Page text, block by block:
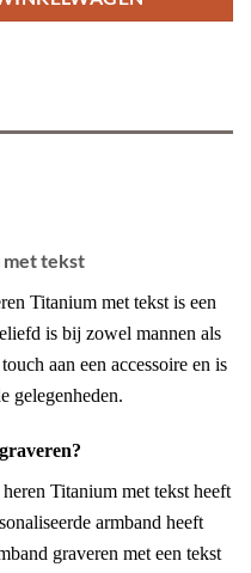
met tekst
Titanium met tekst is een
is bij zowel mannen als
aan een accessoire en is
gelegenheden.
Titanium met tekst heeft
armband heeft
graveren met een tekst